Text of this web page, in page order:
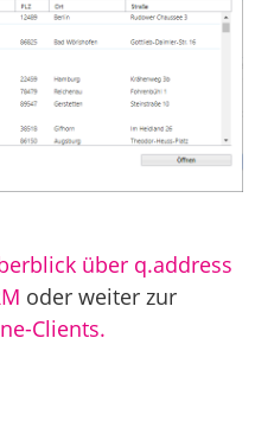
über q.address
oder weiter zur
Clients.